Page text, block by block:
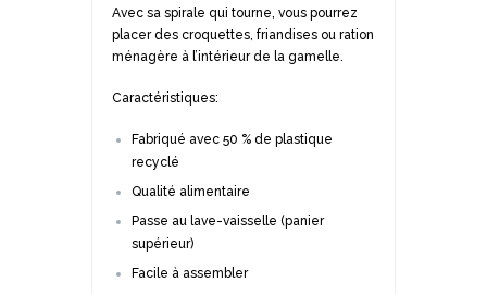
Avec sa spirale qui tourne, vous pourrez
placer des croquettes, friandises ou ration
ménagère à l’intérieur de la gamelle.
Caractéristiques:
Fabriqué avec 50 % de plastique
recyclé
Qualité alimentaire
Passe au lave-vaisselle (panier
supérieur)
Facile à assembler